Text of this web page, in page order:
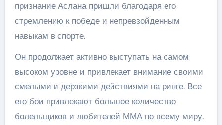
признание Аслана пришли благодаря его
стремлению к победе и непревзойденным
навыкам в спорте.
Он продолжает активно выступать на самом
высоком уровне и привлекает внимание своими
смелыми и дерзкими действиями на ринге. Все
его бои привлекают большое количество
болельщиков и любителей ММА по всему миру.